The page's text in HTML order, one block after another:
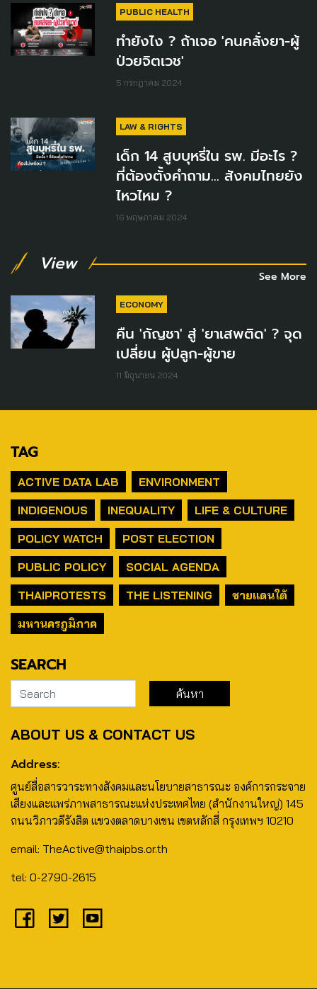
PUBLIC HEALTH
ทำยังไง ? ถ้าเจอ 'คนคลั่งยา-ผู้
ป่วยจิตเวช'
5 กรกฎาคม 2024
LAW & RIGHTS
เด็ก 14 สูบบุหรี่ใน รพ. มีอะไร ?
ที่ต้องตั้งคำถาม... สังคมไทยยัง
ไหวไหม ?
16 พฤษภาคม 2024
View
See More
ECONOMY
คืน 'กัญชา' สู่ 'ยาเสพติด' ? จุด
เปลี่ยน ผู้ปลูก-ผู้ขาย
11 มิถุนายน 2024
TAG
ACTIVE DATA LAB
ENVIRONMENT
INDIGENOUS
INEQUALITY
LIFE & CULTURE
POLICY WATCH
POST ELECTION
PUBLIC POLICY
SOCIAL AGENDA
THAIPROTESTS
THE LISTENING
ชายแดนใต้
มหานครภูมิภาค
SEARCH
ABOUT US & CONTACT US
Address:
ศูนย์สื่อสารวาระทางสังคมและนโยบายสาธารณะ องค์การกระจาย
เสียงและแพร่ภาพสาธารณะแห่งประเทศไทย (สำนักงานใหญ่) 145
ถนนวิภาวดีรังสิต แขวงตลาดบางเขน เขตหลักสี่ กรุงเทพฯ 10210
email: TheActive@thaipbs.or.th
tel: 0-2790-2615